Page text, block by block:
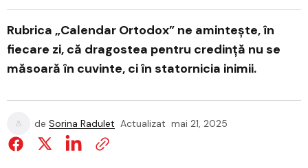
Rubrica „Calendar Ortodox” ne amintește, în
fiecare zi, că dragostea pentru credință nu se
măsoară în cuvinte, ci în statornicia inimii.
de Sorina Radulet Actualizat mai 21, 2025